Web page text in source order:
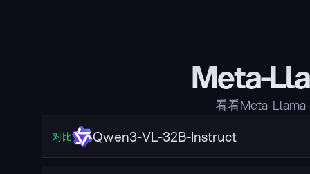
Meta-
看看Meta-
对比 Qwen3-VL-32B-Instruct